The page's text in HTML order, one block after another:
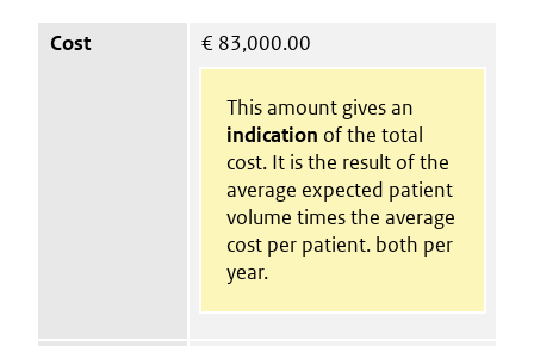
Cost € 83,000.00
This amount gives an
indication of the total
cost. It is the result of the
average expected patient
volume times the average
cost per patient. both per
year.